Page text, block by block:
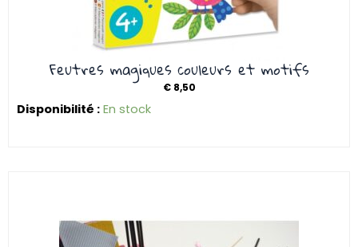
Feutres magiques couleurs et motifs
€8,50
Disponibilité : En stock